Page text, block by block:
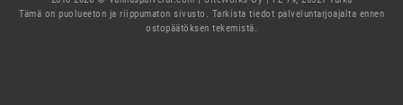
Tämä on puolueeton ja riippumaton sivusto. Tarkista tiedot palveluntarjoajalta ennen
ostopäätöksen tekemistä.